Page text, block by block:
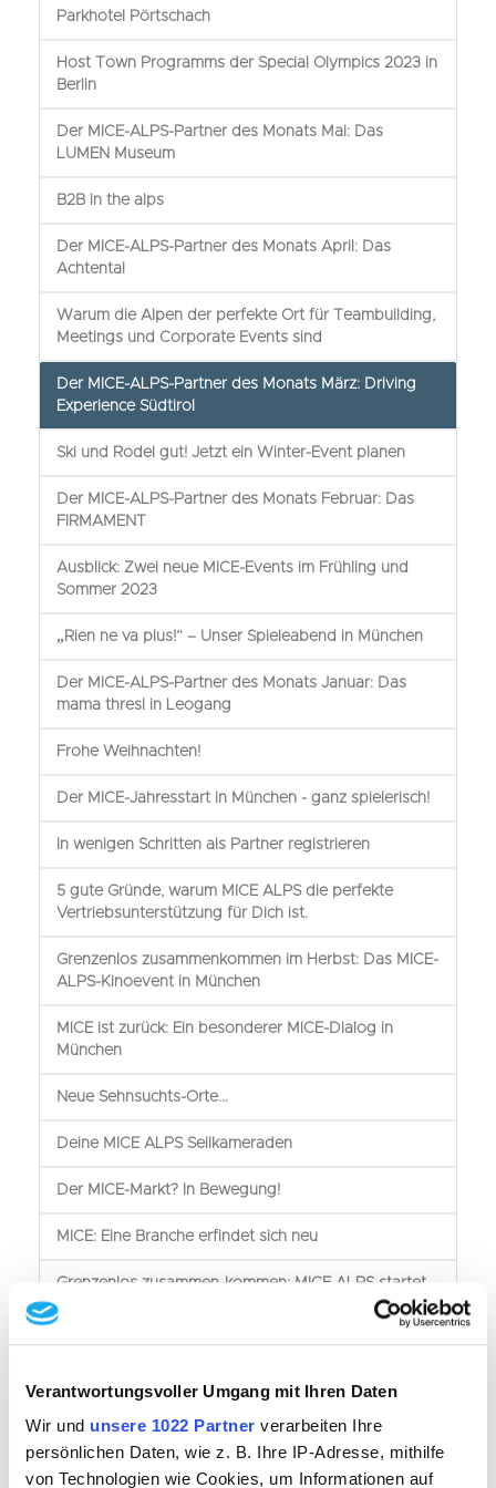
Verantwortungsvoller Umgang mit Ihren Daten
Wir und unsere 1022 Partner verarbeiten Ihre
persönlichen Daten, wie z. B. Ihre IP-Adresse, mithilfe
von Technologien wie Cookies, um Informationen auf
Parkhotel Pörtschach
Host Town Programms der Special Olympics 2023 in
Berlin
Der MICE-ALPS-Partner des Monats Mai: Das
LUMEN Museum
B2B in the alps
Der MICE-ALPS-Partner des Monats April: Das
Achtental
Warum die Alpen der perfekte Ort für Teambuilding,
Meetings und Corporate Events sind
Der MICE-ALPS-Partner des Monats März: Driving
Experience Südtirol
Ski und Rodel gut! Jetzt ein Winter-Event planen
Der MICE-ALPS-Partner des Monats Februar: Das
FIRMAMENT
Ausblick: Zwei neue MICE-Events im Frühling und
Sommer 2023
„Rien ne va plus!“ – Unser Spieleabend in München
Der MICE-ALPS-Partner des Monats Januar: Das
mama thresl in Leogang
Frohe Weihnachten!
Der MICE-Jahresstart in München - ganz spielerisch!
In wenigen Schritten als Partner registrieren
5 gute Gründe, warum MICE ALPS die perfekte
Vertriebsunterstützung für Dich ist.
Grenzenlos zusammenkommen im Herbst: Das MICE-
ALPS-Kinoevent in München
MICE ist zurück: Ein besonderer MICE-Dialog in
München
Neue Sehnsuchts-Orte...
Deine MICE ALPS Seilkameraden
Der MICE-Markt? In Bewegung!
MICE: Eine Branche erfindet sich neu
Grenzenlos zusammen-kommen: MICE ALPS startet
18.03.2023 10:48
Der MICE-ALPS-
Partner des
Monats März: